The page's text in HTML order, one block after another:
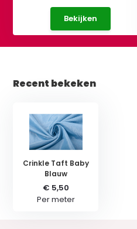
Bekijken
Recent bekeken
Crinkle Taft Baby
Blauw
€ 5,50
Per meter